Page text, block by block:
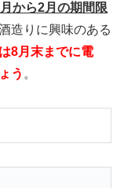
から2月の期間限
造りに興味のある
8月末までに電
う 。